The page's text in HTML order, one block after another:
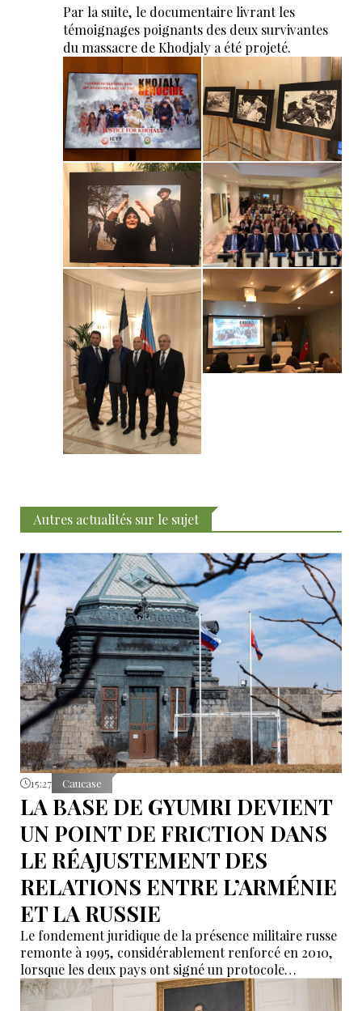
Par la suite, le documentaire livrant les
témoignages poignants des deux survivantes
du massacre de Khodjaly a été projeté.
Autres actualités sur le sujet
15:27 Caucase
LA BASE DE GYUMRI DEVIENT
UN POINT DE FRICTION DANS
LE RÉAJUSTEMENT DES
RELATIONS ENTRE L’ARMÉNIE
ET LA RUSSIE
Le fondement juridique de la présence militaire russe
remonte à 1995, considérablement renforcé en 2010,
lorsque les deux pays ont signé un protocole
additionnel prolongeant sa validité jusqu’en 2044.